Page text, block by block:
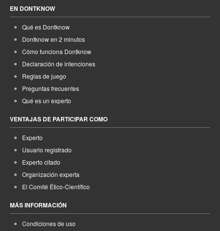
EN DONTKNOW
Qué es Dontknow
Dontknow en 2 minutos
Cómo funciona Dontknow
Declaración de intenciones
Reglas de juego
Preguntas frecuentes
Qué es un experto
VENTAJAS DE PARTICIPAR COMO
Experto
Usuario registrado
Experto citado
Organización experta
El Comité Ético-Científico
MÁS INFORMACIÓN
Condiciones de uso